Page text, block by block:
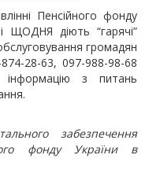
Пенсійного фонду
ЩОДНЯ діють “гарячі”
громадян
28-63, 097-988-98-68
інформацію з питань
забезпечення
фонду України в